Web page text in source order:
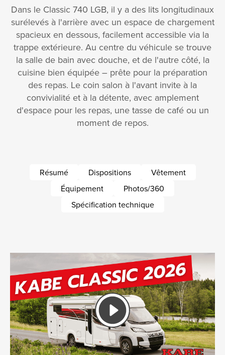
Dans le Classic 740 LGB, il y a des lits longitudinaux
surélevés à l'arrière avec un espace de chargement
spacieux en dessous, facilement accessible via la
trappe extérieure. Au centre du véhicule se trouve
la salle de bain avec douche, et de l'autre côté, la
cuisine bien équipée – prête pour la préparation
des repas. Le coin salon à l'avant invite à la
convivialité et à la détente, avec amplement
d'espace pour les repas, une tasse de café ou un
moment de repos.
Résumé Dispositions
Vêtement
Équipement
Photos/360
Spécification technique